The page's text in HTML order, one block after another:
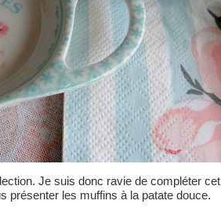
Je suis donc ravie de compléter cet
présenter les muffins à la patate douce.